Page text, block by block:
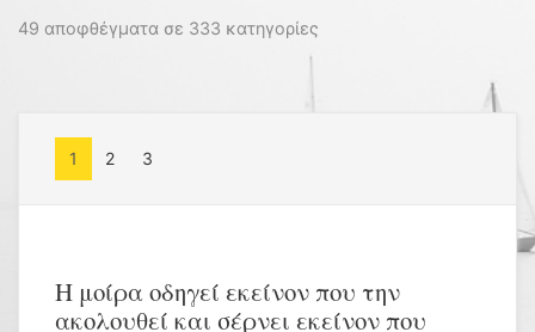
49 αποφθέγματα σε 333 κατηγορίες
1 2 3
Η μοίρα οδηγεί εκείνον που την
ακολουθεί και σέρνει εκείνον που